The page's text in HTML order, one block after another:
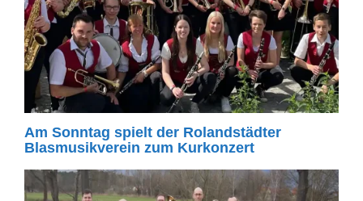
Am Sonntag spielt der Rolandstädter
Blasmusikverein zum Kurkonzert